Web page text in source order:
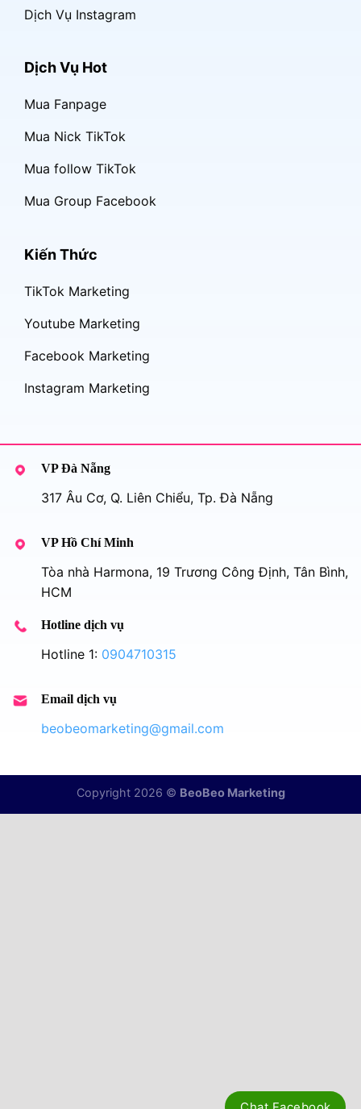
Dịch Vụ Instagram
Dịch Vụ Hot
Mua Fanpage
Mua Nick TikTok
Mua follow TikTok
Mua Group Facebook
Kiến Thức
TikTok Marketing
Youtube Marketing
Facebook Marketing
Instagram Marketing
VP Đà Nẵng
317 Âu Cơ, Q. Liên Chiểu, Tp. Đà Nẵng
VP Hồ Chí Minh
Tòa nhà Harmona, 19 Trương Công Định, Tân Bình,
HCM
Hotline dịch vụ
Hotline 1: 0904710315
Email dịch vụ
beobeomarketing@gmail.com
Copyright 2026 © BeoBeo Marketing